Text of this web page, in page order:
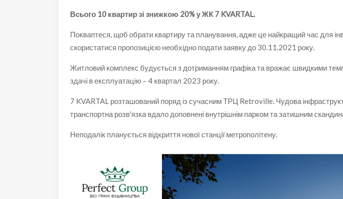
Всього 10 квартир зі знижкою 20% у ЖК 7 KVARTAL.
Покваптеся, щоб обрати квартиру та планування, адже це найкращий час для
скористатися пропозицією необхідно подати заявку до 30.11.2021 року.
Житловий комплекс будується з дотриманням графіка та вражає швидкими
здачі в експлуатацію – 4 квартал 2023 року.
7 KVARTAL розташований поряд із сучасним ТРЦ Retroville. Чудова
транспортна розв'язка вдало доповнені внутрішнім парком та затишним
Неподалік планується відкриття нової станції метрополітену.